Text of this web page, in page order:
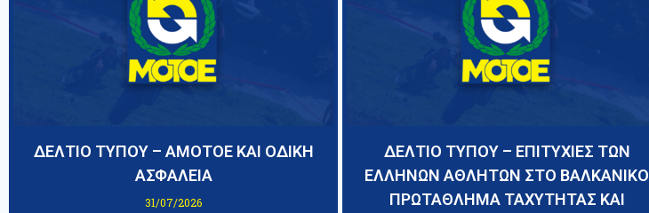
ΔΕΛΤΙΟ ΤΥΠΟΥ – ΑΜΟΤΟΕ ΚΑΙ ΟΔΙΚΗ
ΑΣΦΑΛΕΙΑ
31/07/2026
ΔΕΛΤΙΟ ΤΥΠΟΥ – ΕΠΙΤΥΧΙΕΣ ΤΩΝ
ΕΛΛΗΝΩΝ ΑΘΛΗΤΩΝ ΣΤΟ ΒΑΛΚΑΝΙΚΟ
ΠΡΩΤΑΘΛΗΜΑ ΤΑΧΥΤΗΤΑΣ ΚΑΙ